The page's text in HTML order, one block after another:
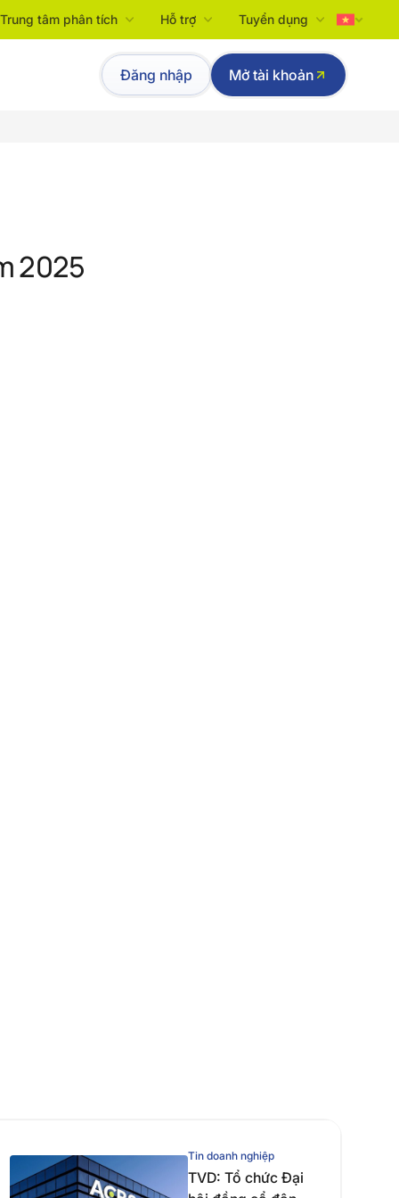
Trung tâm phân tích Hỗ trợ Tuyển dụng
Tiếng Việt
English
Đăng nhập Mở tài khoản
2025
Tin doanh nghiệp
TVD: Tổ chức Đại